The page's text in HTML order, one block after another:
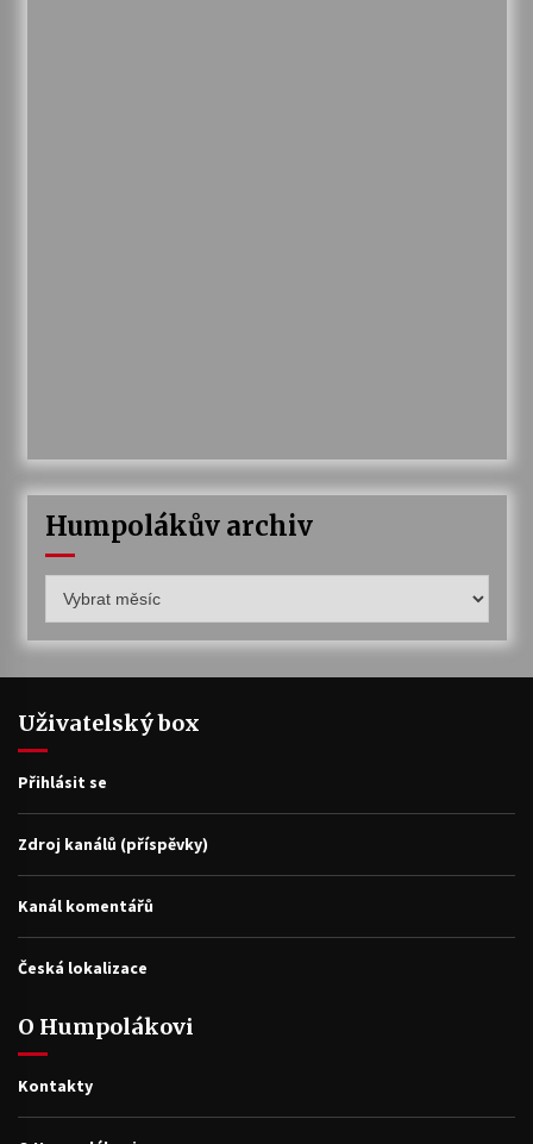
Humpolákův archiv
archiv
Uživatelský box
Přihlásit se
Zdroj kanálů (příspěvky)
Kanál komentářů
Česká lokalizace
O Humpolákovi
Kontakty